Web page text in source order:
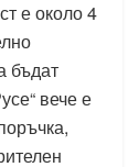
е около 4
бъдат
вече е